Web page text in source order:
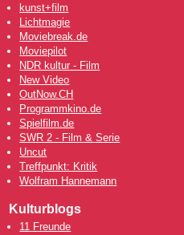
kunst+film
Lichtmagie
Moviebreak.de
Moviepilot
NDR kultur - Film
New Video
OutNow.CH
Programmkino.de
Spielfilm.de
SWR 2 - Film & Serie
Uncut
Treffpunkt: Kritik
Wolfram Hannemann
Kulturblogs
11 Freunde